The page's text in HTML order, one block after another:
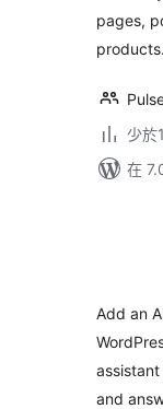
pages,
products.
少於
在
Add an
and